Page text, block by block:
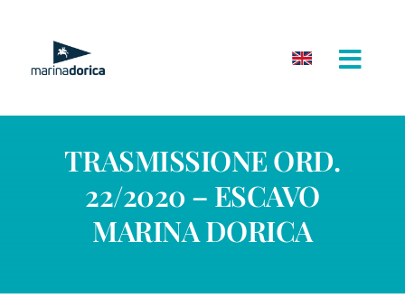
contenuto
TRASMISSIONE ORD.
22/2020 – ESCAVO
MARINA DORICA